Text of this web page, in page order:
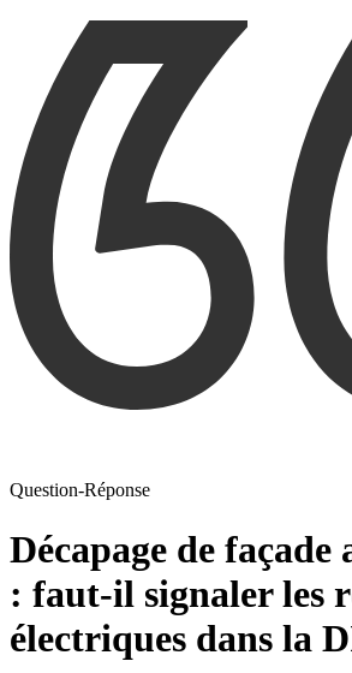
Question-Réponse
Décapage de façade
: faut-il signaler les
électriques dans la